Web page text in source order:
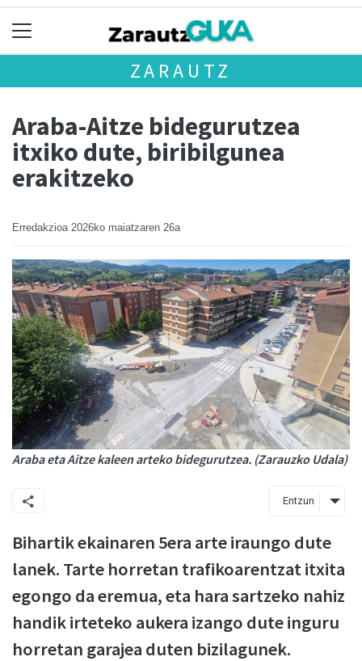
ZARAUTZ
Araba-Aitze bidegurutzea
itxiko dute, biribilgunea
erakitzeko
Erredakzioa 2026ko maiatzaren 26a
Araba eta Aitze kaleen arteko bidegurutzea. (Zarauzko Udala)
Entzun
Bihartik ekainaren 5era arte iraungo dute
lanek. Tarte horretan trafikoarentzat itxita
egongo da eremua, eta hara sartzeko nahiz
handik irteteko aukera izango dute inguru
horretan garajea duten bizilagunek.